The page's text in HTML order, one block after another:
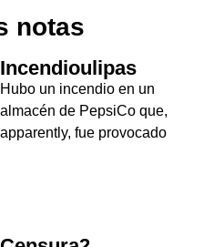
notas
Incendioulipas
Hubo un incendio en un
almacén de PepsiCo que,
apparently, fue provocado